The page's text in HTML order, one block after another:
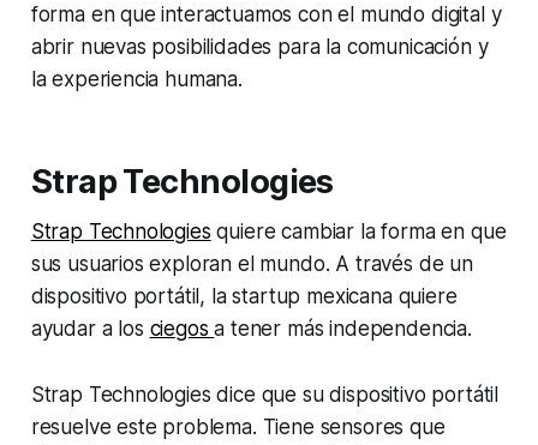
forma en que interactuamos con el mundo digital y
abrir nuevas posibilidades para la comunicación y
la experiencia humana.
Strap Technologies
Strap Technologies quiere cambiar la forma en que
sus usuarios exploran el mundo. A través de un
dispositivo portátil, la startup mexicana quiere
ayudar a los ciegosa tener más independencia.
Strap Technologies dice que su dispositivo portátil
resuelve este problema. Tiene sensores que